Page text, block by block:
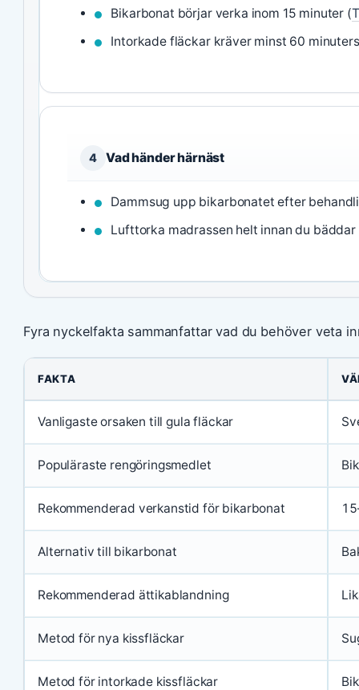
Bikarbonat börjar verka inom 15 minuter (
Intorkade fläckar kräver minst 60
4 Vad händer härnäst
Dammsug upp bikarbonatet efter
Lufttorka madrassen helt innan du
Fyra nyckelfakta sammanfattar vad du behöver veta
FAKTA
Vanligaste orsaken till gula fläckar
Populäraste rengöringsmedlet
Rekommenderad verkanstid för bikarbonat
Alternativ till bikarbonat
Rekommenderad ättikablandning
Metod för nya kissfläckar
Metod för intorkade kissfläckar